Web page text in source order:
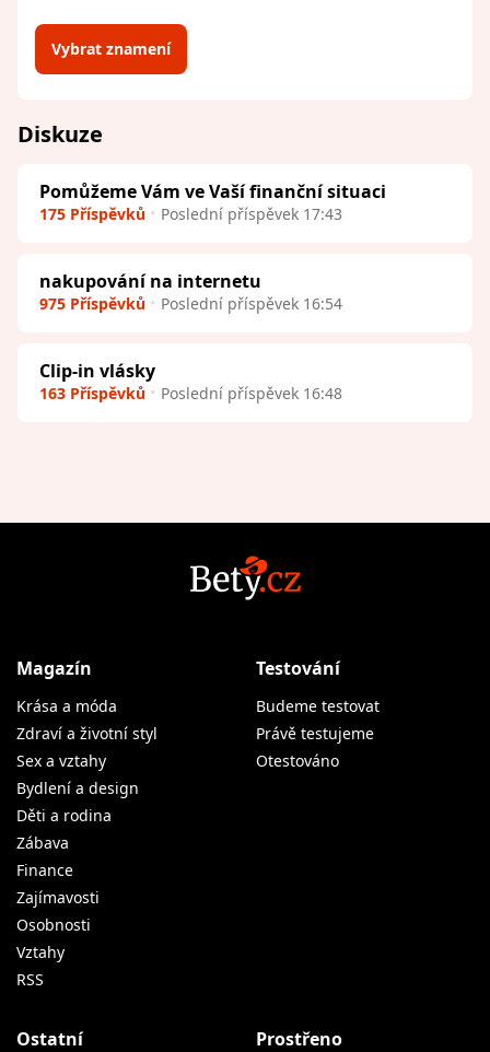
Vybrat znamení
Diskuze
Pomůžeme Vám ve Vaší finanční situaci
175 Příspěvků Poslední příspěvek 17:43
nakupování na internetu
975 Příspěvků Poslední příspěvek 16:54
Clip-in vlásky
163 Příspěvků Poslední příspěvek 16:48
Magazín
Krása a móda
Zdraví a životní styl
Sex a vztahy
Bydlení a design
Děti a rodina
Zábava
Finance
Zajímavosti
Osobnosti
Vztahy
RSS
Testování
Budeme testovat
Právě testujeme
Otestováno
Ostatní Prostřeno